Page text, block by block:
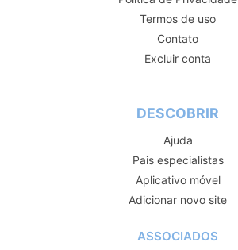
Termos de uso
Contato
Excluir conta
DESCOBRIR
Ajuda
Pais especialistas
Aplicativo móvel
Adicionar novo site
ASSOCIADOS